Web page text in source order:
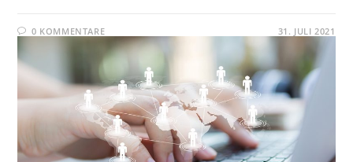
0 KOMMENTARE 31. JULI 2021